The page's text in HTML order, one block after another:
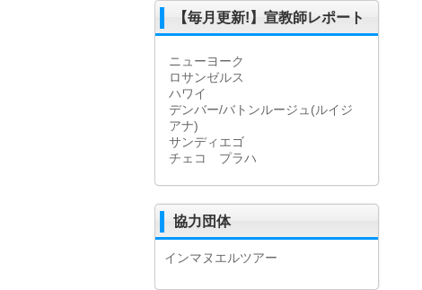
【毎月更新!】宣教師レポート
ニューヨーク
ロサンゼルス
ハワイ
デンバー/バトンルージュ(ルイジ
アナ)
サンディエゴ
チェコ プラハ
協力団体
インマヌエルツアー